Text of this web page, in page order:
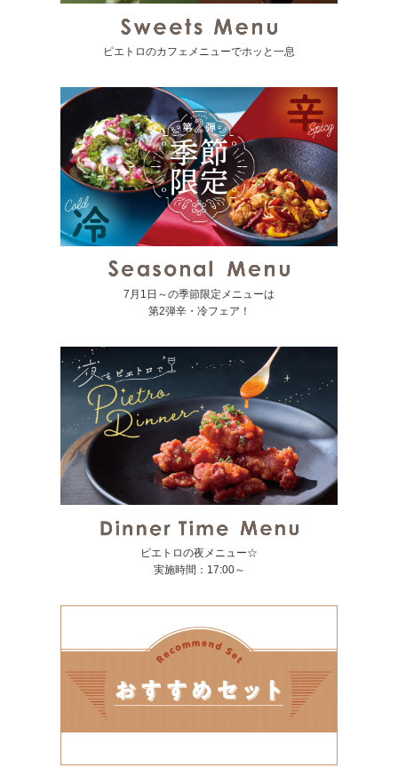
ピエトロのカフェメニューでホッと一息
7月1日～の季節限定メニューは
第2弾辛・冷フェア！
ピエトロの夜メニュー☆
実施時間：17:00～